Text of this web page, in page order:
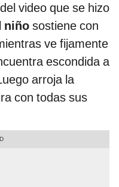
video que se hizo
niño sostiene con
ve fijamente
escondida a
arroja la
con todas sus